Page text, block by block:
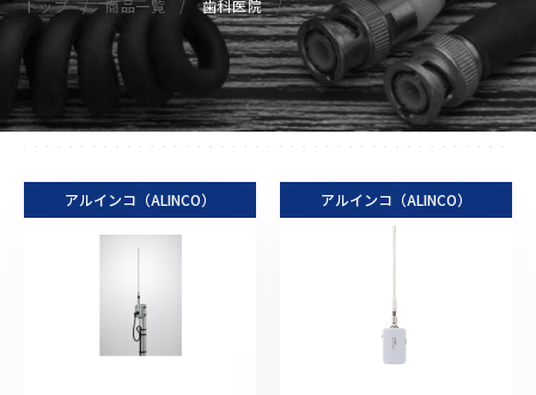
トップ 商品一覧 歯科医院
アルインコ（ALINCO） アルインコ（ALINCO）